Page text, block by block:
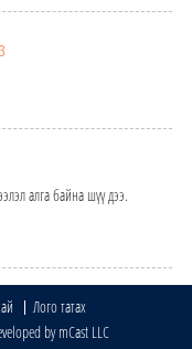
алга байна шүү дээ.
Лого татах
by mCast LLC